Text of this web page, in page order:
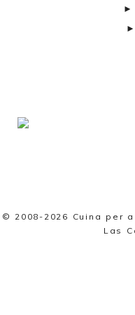
►
© 2008-2026 Cuina per
Las